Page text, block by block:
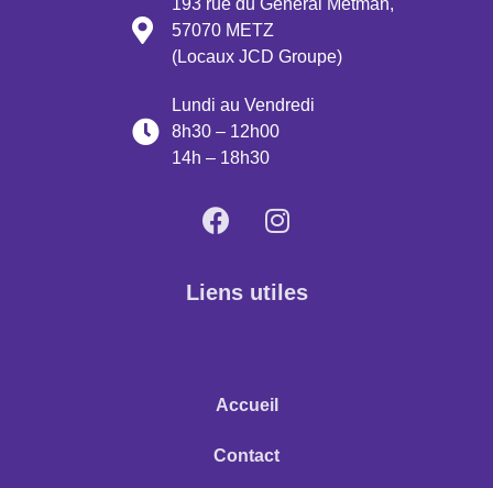
193 rue du Général Metman,
57070 METZ
(Locaux JCD Groupe)
Lundi au Vendredi
8h30 – 12h00
14h – 18h30
Liens utiles
Accueil
Contact